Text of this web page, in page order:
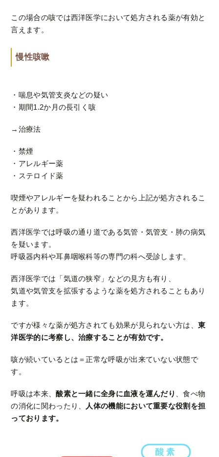
この場合の咳では西洋医学において処方される薬が有効と
言えます。
慢性咳嗽
・喘息や気管支炎などの疑い
・期間1.2か月の長引く咳
→治療法
・禁煙
・アレルギー薬
・ステロイド薬
喫煙やアレルギーを疑われることから上記が処方されるこ
とがあります。
西洋医学では呼吸の通り道である気管・気管支・肺の病気
を疑います。
呼吸器内科や耳鼻咽喉科等の専門の科へ受診します。
西洋医学では「気道の狭窄」などの見方も有り、
気道や気管支を拡張するような薬を処方されることもあり
ます。
ですが様々な薬が処方されても効果が見られない方は、 東
洋医学的に考察し、治療することが有効です。
咳が続いているとは＝正常な呼吸が出来ていない状態で
す。
呼吸は本来、酸素と一緒に全身に血液を運んだり
、食べ物
の消化に関わったり、
人体の機能において重要な役割を担
っております。